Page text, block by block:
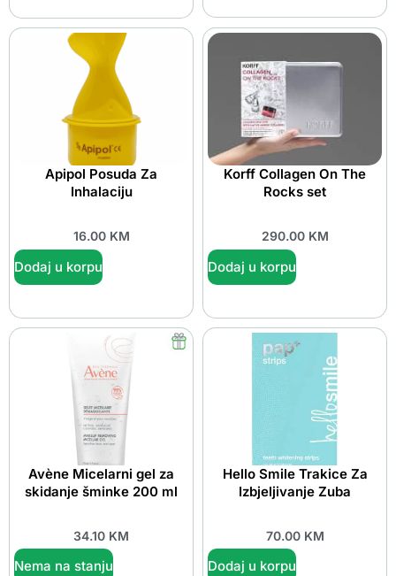
Apipol Posuda Za
Inhalaciju
16.00 KM
Dodaj u korpu
Korff Collagen On The
Rocks set
290.00 KM
Dodaj u korpu
Avène Micelarni gel za
skidanje šminke 200 ml
34.10 KM
Nema na stanju
Hello Smile Trakice Za
Izbjeljivanje Zuba
70.00 KM
Dodaj u korpu